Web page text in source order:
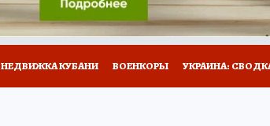
НЕДВИЖКА КУБАНИ ВОЕНКОРЫ УКРАИНА: